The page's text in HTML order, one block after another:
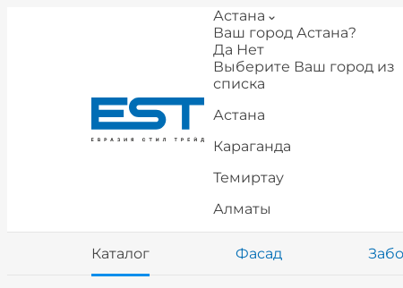
Астана
Ваш город Астана?
Да Нет
Выберите Ваш город из
списка
Астана
Караганда
Темиртау
Алматы
Каталог Фасад